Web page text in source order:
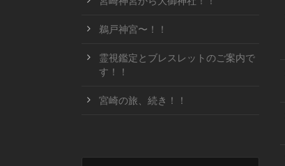
鵜戸神宮〜！！
霊視鑑定とブレスレットのご案内で
す！！
宮崎の旅、続き！！